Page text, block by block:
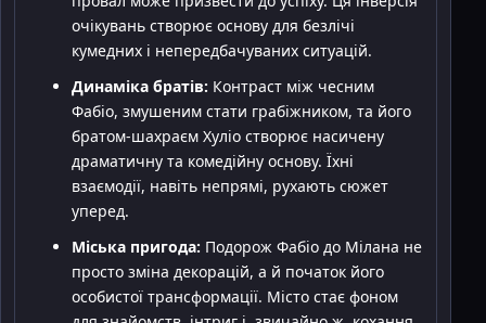
очікувань створює основу для безлічі
кумедних і непередбачуваних ситуацій.
Динаміка братів: Контраст між чесним
Фабіо, змушеним стати грабіжником, та його
братом-шахраєм Хуліо створює насичену
драматичну та комедійну основу. Їхні
взаємодії, навіть непрямі, рухають сюжет
уперед.
Міська пригода: Подорож Фабіо до Мілана не
просто зміна декорацій, а й початок його
особистої трансформації. Місто стає фоном